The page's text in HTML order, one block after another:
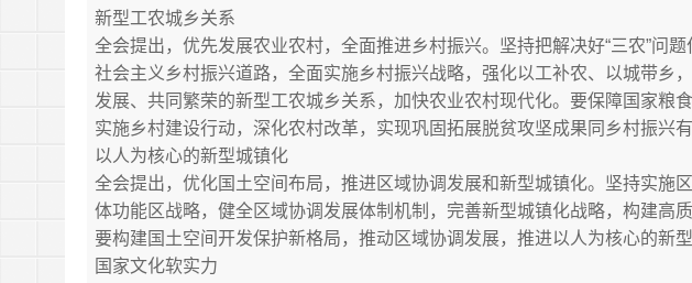
新型工农城乡关系
全会提出，优先发展农业农村，全面推进乡村振兴。坚持把解决好“三农”问
社会主义乡村振兴道路，全面实施乡村振兴战略，强化以工补农、以城带乡
发展、共同繁荣的新型工农城乡关系，加快农业农村现代化。要保障国家粮
实施乡村建设行动，深化农村改革，实现巩固拓展脱贫攻坚成果同乡村振兴有
以人为核心的新型城镇化
全会提出，优化国土空间布局，推进区域协调发展和新型城镇化。坚持实施
体功能区战略，健全区域协调发展体制机制，完善新型城镇化战略，构建高
要构建国土空间开发保护新格局，推动区域协调发展，推进以人为核心的新型
国家文化软实力